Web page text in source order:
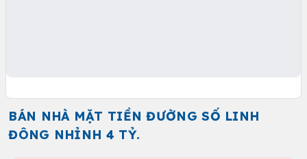
BÁN NHÀ MẶT TIỀN ĐƯỜNG SỐ LINH
ĐÔNG NHỈNH 4 TỶ.